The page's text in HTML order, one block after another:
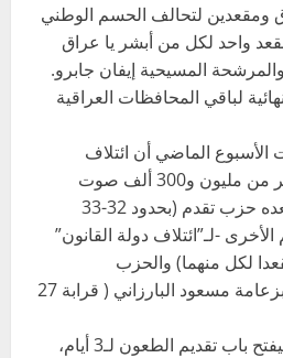
حقوق ومقعدين لتحالف الحسم الوطني
واحد لكل من أبشر يا عراق
المسيحية إيفان جابرو.
لباقي المحافظات العراقية
الماضي أن ائتلاف
السوداني أظهر تقدما بأكثر من مليون و300 ألف صوت
(بحدود 46 مقعدا)، وحل بعده حزب تقدم (بحدود 32-33
-لـ”ائتلاف دولة القانون”
( قرابة 28 مقعدا لكل منهما) والحزب
الديمقراطي الكردستاني بزعامة مسعود البارزاني ( قرابة 27
وحسب بيان المفوضية سيفتح باب تقديم الطعون لـ3 أيام،